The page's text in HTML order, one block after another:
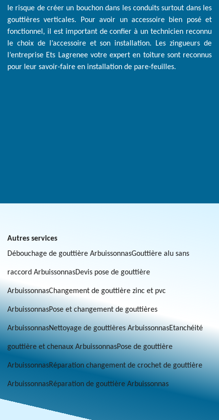
le risque de créer un bouchon dans les conduits surtout dans les
gouttières verticales. Pour avoir un accessoire bien posé et
fonctionnel, il est important de confier à un technicien reconnu
le choix de l’accessoire et son installation. Les zingueurs de
l’entreprise Ets Lagrenee votre expert en toiture sont reconnus
pour leur savoir-faire en installation de pare-feuilles.
Autres services
Débouchage de gouttière ArbuissonnasGouttière alu sans
raccord ArbuissonnasDevis pose de gouttière
ArbuissonnasChangement de gouttière zinc et pvc
ArbuissonnasPose et changement de gouttières
ArbuissonnasNettoyage de gouttières ArbuissonnasEtanchéité
gouttière et chenaux ArbuissonnasPose de gouttière
ArbuissonnasRéparation changement de crochet de gouttière
ArbuissonnasRéparation de gouttière Arbuissonnas